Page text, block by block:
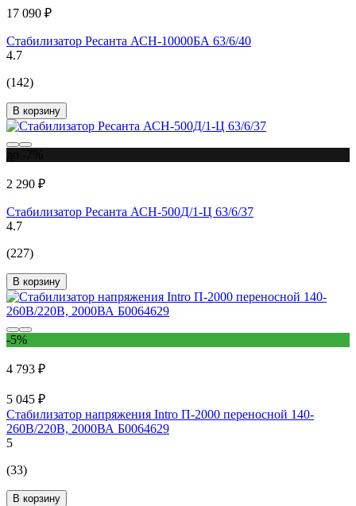
17 090 ₽
Стабилизатор Ресанта АСН-10000БА 63/6/40
4.7
(142)
В корзину
2 290 ₽
Стабилизатор Ресанта АСН-500Д/1-Ц 63/6/37
4.7
(227)
В корзину
-5%
4 793 ₽
5 045 ₽
Стабилизатор напряжения Intro П-2000 переносной 140-
260В/220В, 2000ВА Б0064629
5
(33)
В корзину